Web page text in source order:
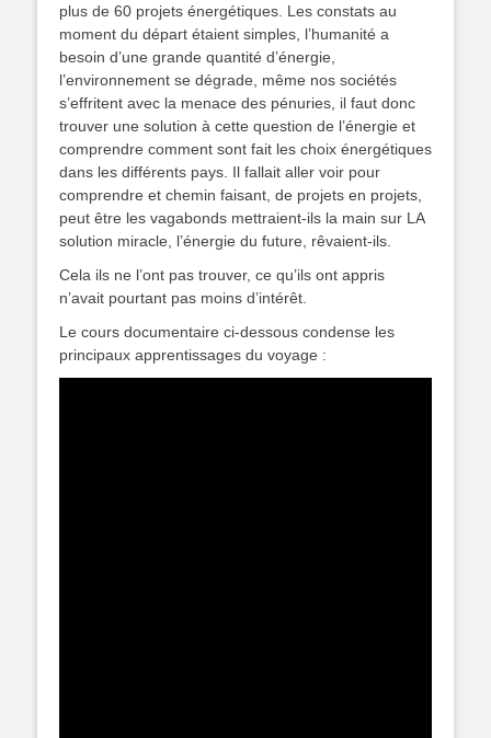
plus de 60 projets énergétiques. Les constats au
moment du départ étaient simples, l’humanité a
besoin d’une grande quantité d’énergie,
l’environnement se dégrade, même nos sociétés
s’effritent avec la menace des pénuries, il faut donc
trouver une solution à cette question de l’énergie et
comprendre comment sont fait les choix énergétiques
dans les différents pays. Il fallait aller voir pour
comprendre et chemin faisant, de projets en projets,
peut être les vagabonds mettraient-ils la main sur LA
solution miracle, l’énergie du future, rêvaient-ils.
Cela ils ne l’ont pas trouver, ce qu’ils ont appris
n’avait pourtant pas moins d’intérêt.
Le cours documentaire ci-dessous condense les
principaux apprentissages du voyage :